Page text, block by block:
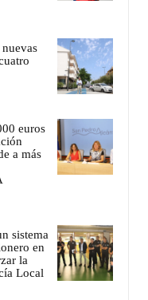
euros
a más
sistema
en
la
Local